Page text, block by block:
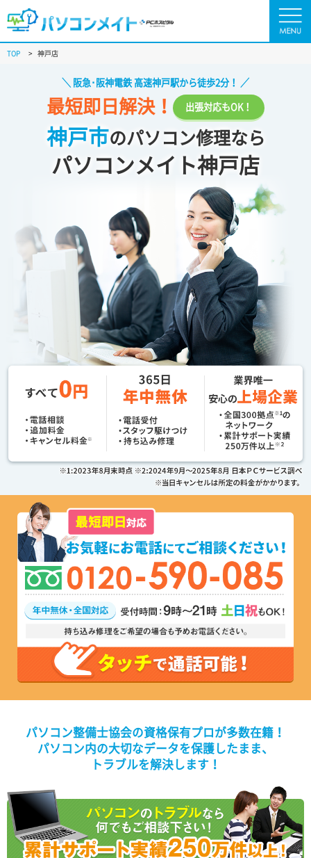
TOP > 神戸店
阪急･阪神電鉄 高速神戸駅から徒歩2分！
最短即日解決！ 出張対応もOK！
神戸市のパソコン修理なら
パソコンメイト神戸店
パソコン整備士協会の資格保有プロが多数在籍！
パソコン内の大切なデータを保護したまま、
トラブルを解決します！